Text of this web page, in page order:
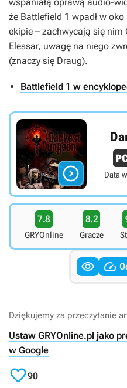
że Battlefield 1 wpadł w
ekipie – zachwycają się nim
Elessar, uwagę na niego
(znaczy się Draug).
Battlefield 1 w
 Data
7.8
GRYOnline
8.2
Gracze
 
Dziękujemy za przeczytanie
Ustaw GRYOnline.pl jako
w Google
90